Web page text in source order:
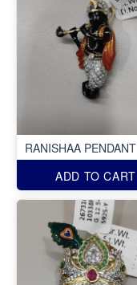
RANISHAA PENDANT
ADD TO CART